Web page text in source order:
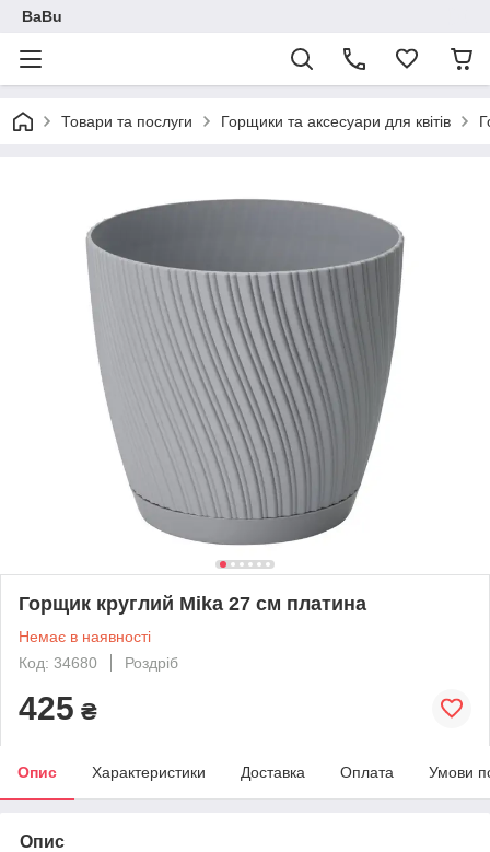
BaBu
Товари та послуги Горщики та аксесуари для квітів
Горщик круглий Mika 27 см платина
Немає в наявності
Код: 34680
Роздріб
425 ₴
Опис Характеристики Доставка Оплата Умови
Опис